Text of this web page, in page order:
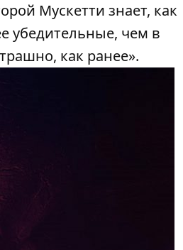
Мускетти знает, как
убедительные, чем в
как ранее».